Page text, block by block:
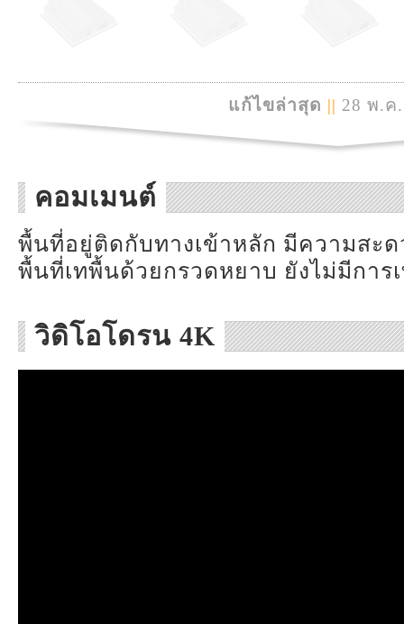
แก้ไขล่าสุด || 28 พ.ค
คอมเมนต์
พื้นที่อยู่ติดกับทางเข้าหลัก มีความสะ
พื้นที่เทพื้นด้วยกรวดหยาบ ยังไม่มีการ
วิดิโอโดรน 4K